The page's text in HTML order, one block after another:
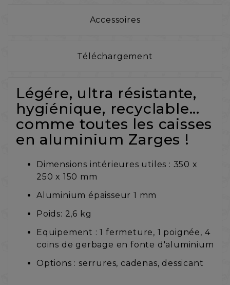
Accessoires
Téléchargement
Légére, ultra résistante,
hygiénique, recyclable...
comme toutes les caisses
en aluminium Zarges !
Dimensions intérieures utiles : 350 x
250 x 150 mm
Aluminium épaisseur 1 mm
Poids: 2,6 kg
Equipement : 1 fermeture, 1 poignée, 4
coins de gerbage en fonte d'aluminium
Options : serrures, cadenas, dessicant